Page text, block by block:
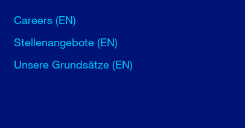
Careers (EN)
Stellenangebote (EN)
Unsere Grundsätze (EN)